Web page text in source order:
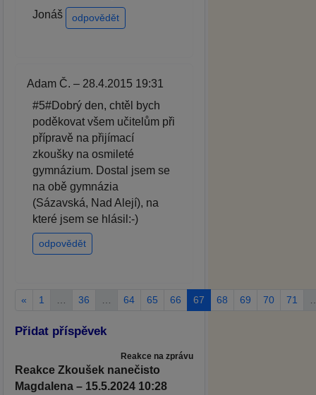
Jonáš
odpovědět
Adam Č. – 28.4.2015 19:31
#5#Dobrý den, chtěl bych
poděkovat všem učitelům při
přípravě na přijímací
zkoušky na osmileté
gymnázium. Dostal jsem se
na obě gymnázia
(Sázavská, Nad Alejí), na
které jsem se hlásil:-)
odpovědět
« 1 36 64 65 66 67 68 69 70 71
Přidat příspěvek
Reakce na zprávu
Reakce Zkoušek nanečisto
Magdalena – 15.5.2024 10:28